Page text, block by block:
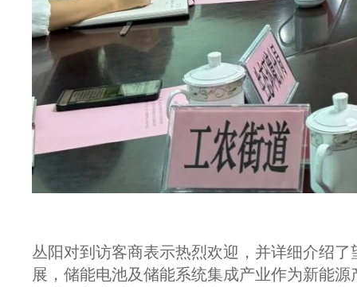
丛阳对到访客商表示热烈欢迎，并详细介绍
展，储能电池及储能系统集成产业作为新能